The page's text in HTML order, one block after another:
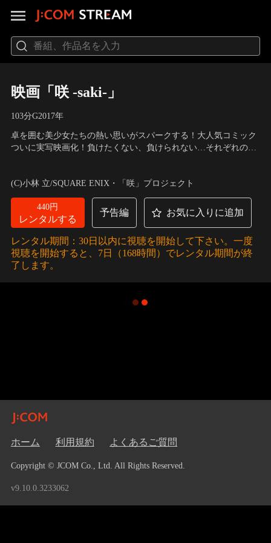
映画「咲 -saki-」
103分G2017年
卓を囲む美少女たちの熱い思いがスパークする！大人気コミック
ついに実写映画化！負けたくない、負けられない…それぞれの思
校が激突する決勝戦。清澄高校の1年生大将・宮永咲（浜辺美
波）は全国大会出場を賭けた戦いに向かおうとしていた。
沼雄一
(C)小林 立/SQUARE ENIX・「咲」プロジェクト
440円
レンタルする
予告編 お気に入りに追加
レンタル期間：30日以内に視聴を開始して下さい。一度
視聴を開始すると、7日（168時間）でレンタル期間が終
了します。
ホーム 利用規約 よくあるご質問
Copyright © JCOM Co., Ltd. All Rights Reserved.
v9.10.0.3233062